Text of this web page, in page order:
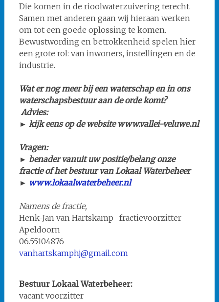
Die komen in de rioolwaterzuivering terecht.
Samen met anderen gaan wij hieraan werken
om tot een goede oplossing te komen.
Bewustwording en betrokkenheid spelen hier
een grote rol: van inwoners, instellingen en de
industrie.
Wat er nog meer bij een waterschap en in ons
waterschapsbestuur aan de orde komt?
Advies:
► kijk eens op de website www.vallei-veluwe.nl
Vragen:
► benader vanuit uw positie/belang onze
fractie of het bestuur van Lokaal Waterbeheer
► www.lokaalwaterbeheer.nl
Namens de fractie,
Henk-Jan van Hartskamp fractievoorzitter
Apeldoorn
06.55104876
vanhartskamphj@gmail.com
Bestuur Lokaal Waterbeheer:
vacant voorzitter